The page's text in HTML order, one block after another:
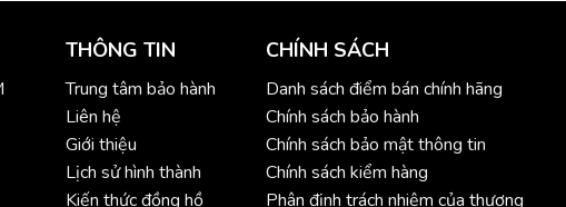
THÔNG TIN
Trung tâm bảo hành
Liên hệ
Giới thiệu
Lịch sử hình thành
Kiến thức đồng hồ
CHÍNH SÁCH
Danh sách điểm bán chính hãng
Chính sách bảo hành
Chính sách bảo mật thông tin
Chính sách kiểm hàng
Phân định trách nhiệm của thương